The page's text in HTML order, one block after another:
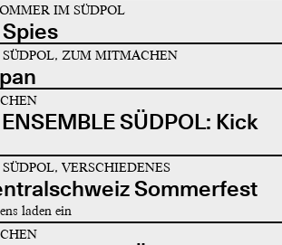
IM SÜDPOL
ZUM MITMACHEN
SÜDPOL: Kick
VERSCHIEDENES
Sommerfest
laden ein